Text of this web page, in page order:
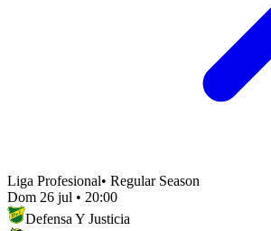
Liga Profesional• Regular Season
Dom 26 jul • 20:00
Defensa Y Justicia